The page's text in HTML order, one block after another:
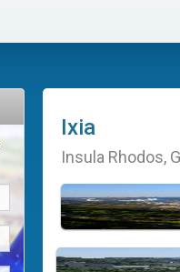
Ixia
Insula Rhodos,